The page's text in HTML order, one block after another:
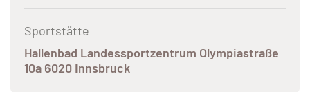
Sportstätte
Hallenbad Landessportzentrum Olympiastraße
10a 6020 Innsbruck